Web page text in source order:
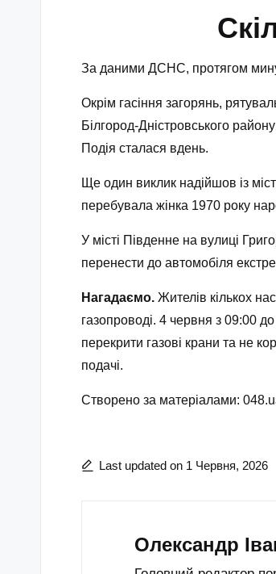
За даними ДСНС, протягом
Окрім гасіння загорянь,
Білгород‑Дністровського
Подія сталася вдень.
Ще один виклик надійшов із
перебувала жінка 1970 року
У місті Південне на вулиці
перенести до автомобіля
Нагадаємо. Жителів кількох
газопроводі. 4 червня з 09:00
перекрити газові крани та не
подачі.
Створено за матеріалами:
Last updated on 1 Червня, 2026
Олександр